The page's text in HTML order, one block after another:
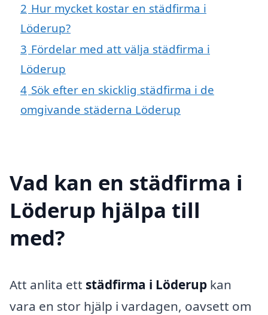
2 Hur mycket kostar en städfirma i
Löderup?
3 Fördelar med att välja städfirma i
Löderup
4 Sök efter en skicklig städfirma i de
omgivande städerna Löderup
Vad kan en städfirma i
Löderup hjälpa till
med?
Att anlita ett städfirma i Löderup kan
vara en stor hjälp i vardagen, oavsett om